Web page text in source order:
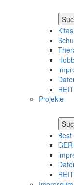
Kitas
Projekte
Best